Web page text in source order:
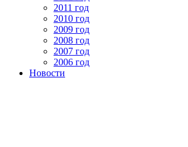
2011 год
2010 год
2009 год
2008 год
2007 год
2006 год
Новости